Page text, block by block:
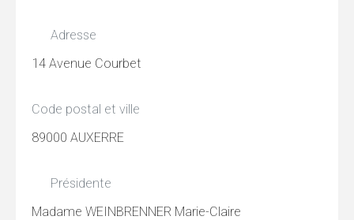
Adresse
14 Avenue Courbet
Code postal et ville
89000 AUXERRE
Présidente
Madame WEINBRENNER Marie-Claire